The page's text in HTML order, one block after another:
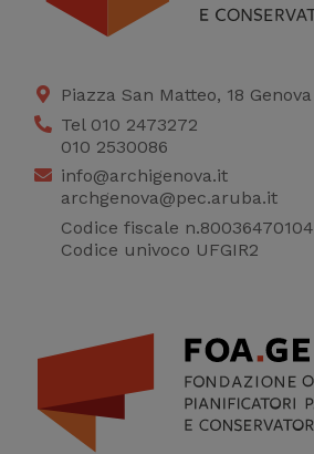
Piazza San Matteo, 18 Genova
Tel 010 2473272
010 2530086
info@archigenova.it
archgenova@pec.aruba.it
Codice fiscale n.80036470104
Codice univoco UFGIR2